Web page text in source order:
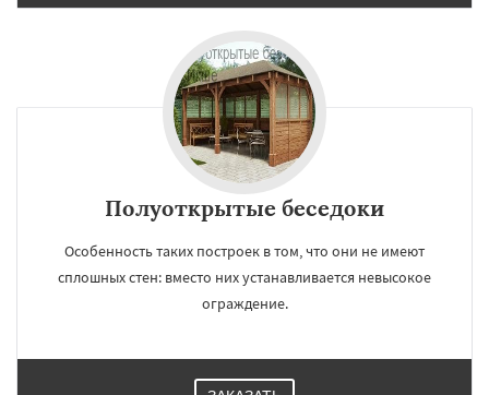
Полуоткрытые беседоки
Особенность таких построек в том, что они не имеют
сплошных стен: вместо них устанавливается невысокое
ограждение.